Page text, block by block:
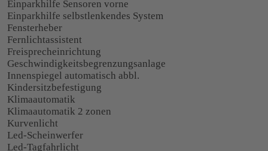
Einparkhilfe Sensoren vorne
Einparkhilfe selbstlenkendes System
Fensterheber
Fernlichtassistent
Freisprecheinrichtung
Geschwindigkeitsbegrenzungsanlage
Innenspiegel automatisch abbl.
Kindersitzbefestigung
Klimaautomatik
Klimaautomatik 2 zonen
Kurvenlicht
Led-Scheinwerfer
Led-Tagfahrlicht